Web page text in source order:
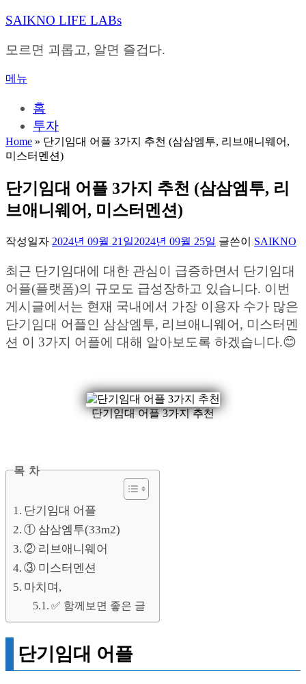
내
으
바
SAIKNO LIFE LABs
모르면 괴롭고, 알면 즐겁다.
메뉴
홈
투자
Home » 단기임대 어플 3가지 추천 (삼삼엠투, 리브애니웨어,
미스터멘션)
단기임대 어플 3가지 추천 (삼삼엠투, 리
브애니웨어, 미스터멘션)
작성일자 2024년 09월 21일2024년 09월 25일 글쓴이 SAIKNO
최근 단기임대에 대한 관심이 급증하면서 단기임대
어플(플랫폼)의 규모도 급성장하고 있습니다. 이번
게시글에서는 현재 국내에서 가장 이용자 수가 많은
단기임대 어플인 삼삼엠투, 리브애니웨어, 미스터멘
션 이 3가지 어플에 대해 알아보도록 하겠습니다.😊
단기임대 어플 3가지 추천
목 차
단기임대 어플
① 삼삼엠투(33m2)
② 리브애니웨어
③ 미스터멘션
마치며,
✅ 함께보면 좋은 글
단기임대 어플